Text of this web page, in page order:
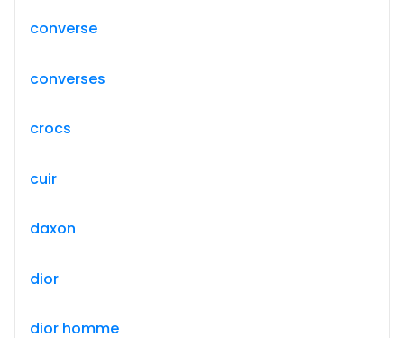
converse
converses
crocs
cuir
daxon
dior
dior homme